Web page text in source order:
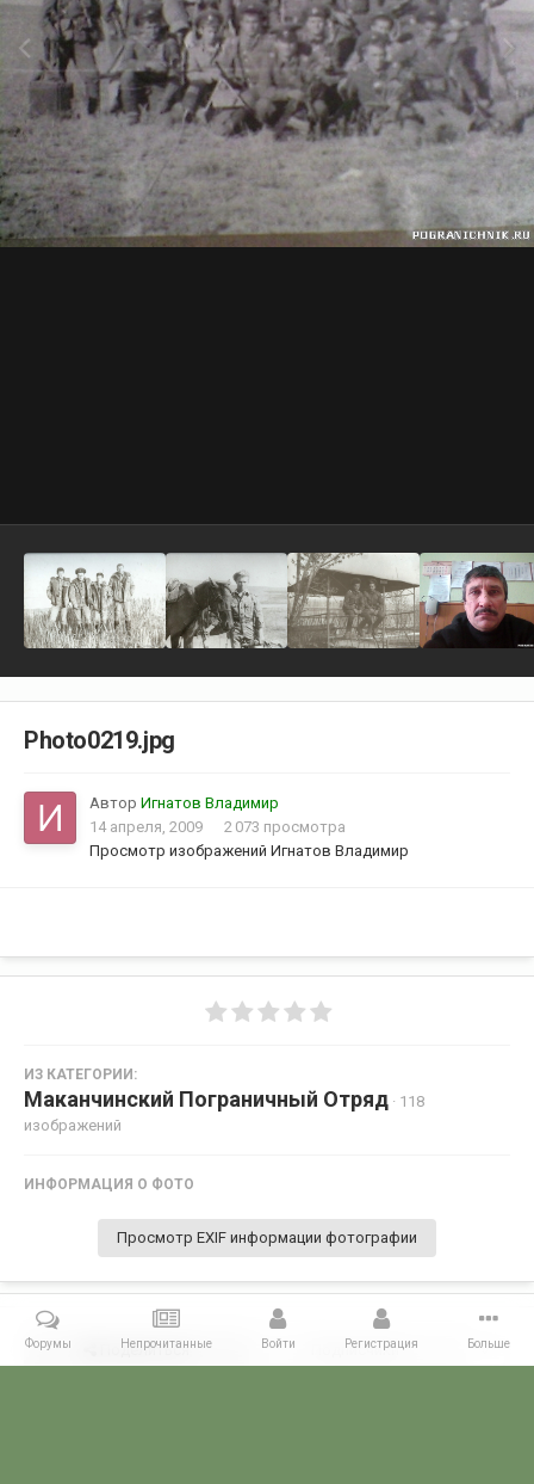
Photo0219.jpg
Автор Игнатов Владимир
14 апреля, 2009
2 073 просмотра
Просмотр изображений Игнатов Владимир
ИЗ КАТЕГОРИИ:
Маканчинский Пограничный Отряд · 118
изображений
ИНФОРМАЦИЯ О ФОТО
Просмотр EXIF информации фотографии
Поделиться Подписчики 0
Форумы Непрочитанные Войти Регистрация Больше